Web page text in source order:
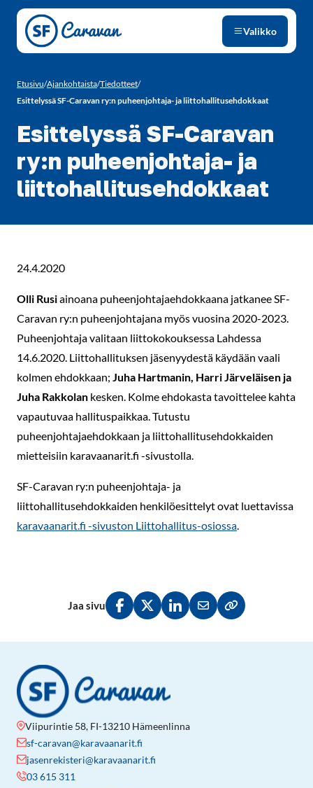
Siirry sivun sisältöön
Valikko
Etusivu/Ajankohtaista/Tiedotteet/
Esittelyssä SF-Caravan ry:n puheenjohtaja- ja liittohallitusehdokkaat
Esittelyssä SF-Caravan
ry:n puheenjohtaja- ja
liittohallitusehdokkaat
24.4.2020
Olli Rusiainoana puheenjohtajaehdokkaana jatkanee SF-
Caravan ry:n puheenjohtajana myös vuosina 2020-2023.
Puheenjohtaja valitaan liittokokouksessa Lahdessa
14.6.2020. Liittohallituksen jäsenyydestä käydään vaali
kolmen ehdokkaan; Juha Hartmanin, Harri Järveläisen ja
Juha Rakkolan kesken. Kolme ehdokasta tavoittelee kahta
vapautuvaa hallituspaikkaa. Tutustu
puheenjohtajaehdokkaan ja liittohallitusehdokkaiden
mietteisiin karavaanarit.fi -sivustolla.
SF-Caravan ry:n puheenjohtaja- ja
liittohallitusehdokkaiden henkilöesittelyt ovat luettavissa
karavaanarit.fi -sivuston Liittohallitus-osiossa.
Jaa sivu
Jaa Facebookissa
Jaa Twitterissä
Jaa LinkedInissä
Jaa sähköpostitse
Kopioi linkki
Viipurintie 58, FI-13210 Hämeenlinna
sf-caravan@karavaanarit.fi
jasenrekisteri@karavaanarit.fi
03 615 311